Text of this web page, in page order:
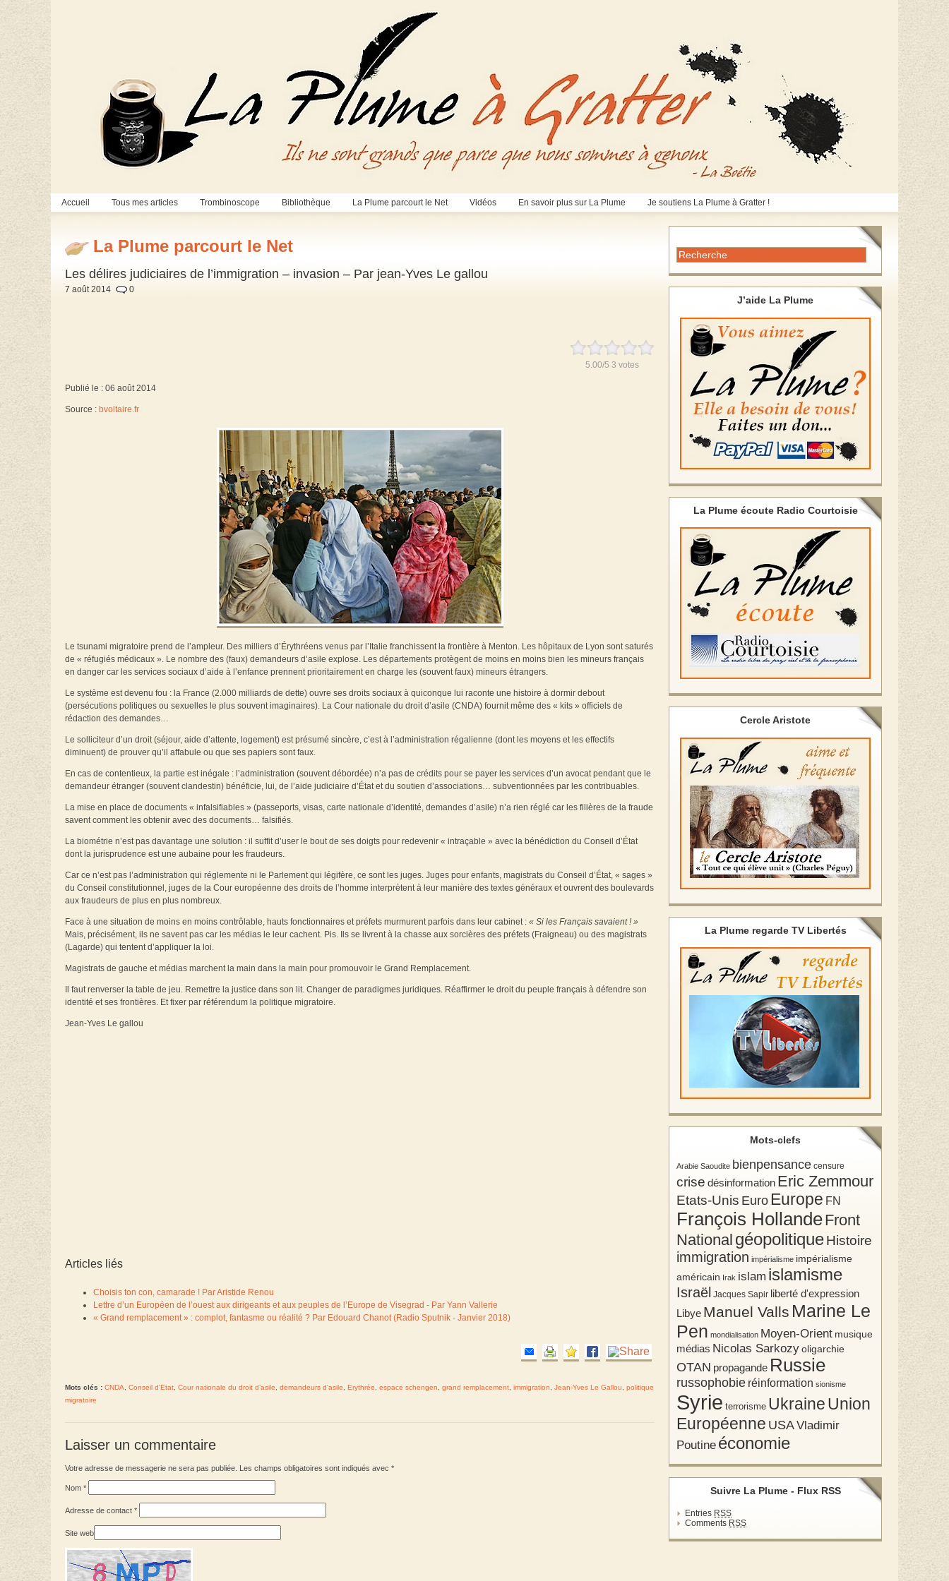
Accueil Tous mes articles Trombinoscope Bibliothèque La Plume parcourt le Net Vidéos En savoir plus sur La Plume Je soutiens La Plume à Gratter !
La Plume parcourt le Net
Les délires judiciaires de l’immigration – invasion – Par jean-Yves Le gallou
7 août 2014 0
5.00/5 3 votes
Publié le : 06 août 2014
Source : bvoltaire.fr
Le tsunami migratoire prend de l’ampleur. Des milliers d’Érythréens venus par l’Italie franchissent la frontière à Menton. Les hôpitaux de Lyon sont saturés
de « réfugiés médicaux ». Le nombre des (faux) demandeurs d’asile explose. Les départements protègent de moins en moins bien les mineurs français
en danger car les services sociaux d’aide à l’enfance prennent prioritairement en charge les (souvent faux) mineurs étrangers.
Le système est devenu fou : la France (2.000 milliards de dette) ouvre ses droits sociaux à quiconque lui raconte une histoire à dormir debout
(persécutions politiques ou sexuelles le plus souvent imaginaires). La Cour nationale du droit d’asile (CNDA) fournit même des « kits » officiels de
rédaction des demandes…
Le solliciteur d’un droit (séjour, aide d’attente, logement) est présumé sincère, c’est à l’administration régalienne (dont les moyens et les effectifs
diminuent) de prouver qu’il affabule ou que ses papiers sont faux.
En cas de contentieux, la partie est inégale : l’administration (souvent débordée) n’a pas de crédits pour se payer les services d’un avocat pendant que le
demandeur étranger (souvent clandestin) bénéficie, lui, de l’aide judiciaire d’État et du soutien d’associations… subventionnées par les contribuables.
La mise en place de documents « infalsifiables » (passeports, visas, carte nationale d’identité, demandes d’asile) n’a rien réglé car les filières de la fraude
savent comment les obtenir avec des documents… falsifiés.
La biométrie n’est pas davantage une solution : il suffit d’user le bout de ses doigts pour redevenir « intraçable » avec la bénédiction du Conseil d’État
dont la jurisprudence est une aubaine pour les fraudeurs.
Car ce n’est pas l’administration qui réglemente ni le Parlement qui légifère, ce sont les juges. Juges pour enfants, magistrats du Conseil d’État, « sages »
du Conseil constitutionnel, juges de la Cour européenne des droits de l’homme interprètent à leur manière des textes généraux et ouvrent des boulevards
aux fraudeurs de plus en plus nombreux.
Face à une situation de moins en moins contrôlable, hauts fonctionnaires et préfets murmurent parfois dans leur cabinet : « Si les Français savaient ! »
Mais, précisément, ils ne savent pas car les médias le leur cachent. Pis. Ils se livrent à la chasse aux sorcières des préfets (Fraigneau) ou des magistrats
(Lagarde) qui tentent d’appliquer la loi.
Magistrats de gauche et médias marchent la main dans la main pour promouvoir le Grand Remplacement.
Il faut renverser la table de jeu. Remettre la justice dans son lit. Changer de paradigmes juridiques. Réaffirmer le droit du peuple français à défendre son
identité et ses frontières. Et fixer par référendum la politique migratoire.
Jean-Yves Le gallou
Articles liés
Choisis ton con, camarade ! Par Aristide Renou
Lettre d’un Européen de l’ouest aux dirigeants et aux peuples de l’Europe de Visegrad - Par Yann Vallerie
« Grand remplacement » : complot, fantasme ou réalité ? Par Edouard Chanot (Radio Sputnik - Janvier 2018)
Mots clés : CNDA Conseil d'Etat Cour nationale du droit d’asile demandeurs d'asile Erythrée espace schengen grand remplacement immigration Jean-Yves Le Gallou
politique
migratoire
Laisser un commentaire
Votre adresse de messagerie ne sera pas publiée. Les champs obligatoires sont indiqués avec *
Nom *
Adresse de contact *
Site web
J’aide La Plume
La Plume écoute Radio Courtoisie
Cercle Aristote
La Plume regarde TV Libertés
Mots-clefs
Arabie Saoudite bienpensance censure
crise désinformation Eric Zemmour
Etats-Unis Euro Europe FN
François HollandeFront
National géopolitiqueHistoire
immigration impérialisme impérialisme
américain Irak islam islamisme
Israël Jacques Sapir liberté d'expression
Libye Manuel Valls Marine Le
Pen mondialisation Moyen-Orient musique
médias Nicolas Sarkozyoligarchie
OTAN propagande Russie
russophobie réinformation sionisme
Syrie terrorisme Ukraine Union
Européenne USAVladimir
Poutine économie
Suivre La Plume - Flux RSS
Entries RSS
Comments RSS